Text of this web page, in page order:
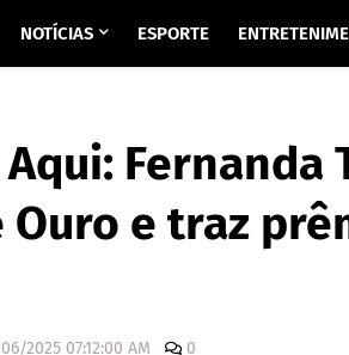
NOTÍCIAS ESPORTE
Fernanda
Ouro e traz
2025 07:12:00 AM 0